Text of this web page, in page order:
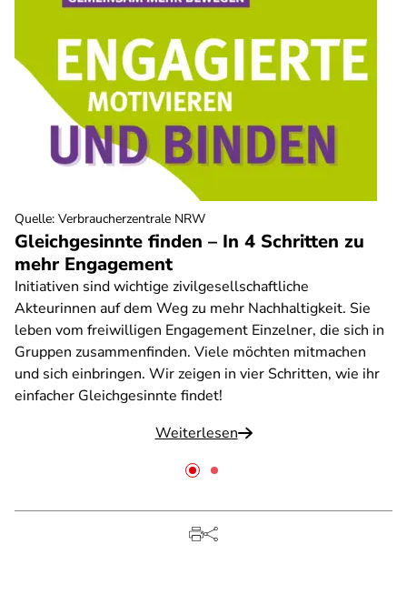
Gleichgesinnte finden – In 4 Schritten zu
mehr Engagement
Initiativen sind wichtige zivilgesellschaftliche
Akteurinnen auf dem Weg zu mehr Nachhaltigkeit. Sie
leben vom freiwilligen Engagement Einzelner, die sich in
Gruppen zusammenfinden. Viele möchten mitmachen
und sich einbringen. Wir zeigen in vier Schritten, wie ihr
einfacher Gleichgesinnte findet!
Weiterlesen
Quelle: Verbraucherzentrale NRW